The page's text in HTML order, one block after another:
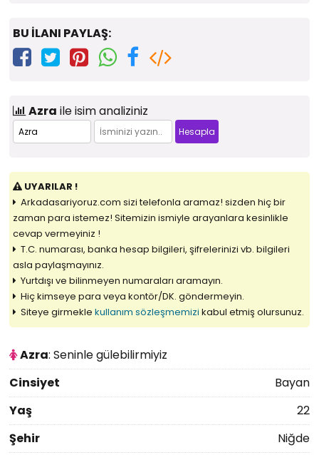
BU İLANI PAYLAŞ:
Azra ile isim analiziniz
UYARILAR !
Arkadasariyoruz.com sizi telefonla aramaz! sizden hiç bir
zaman para istemez! Sitemizin ismiyle arayanlara kesinlikle
cevap vermeyiniz !
T.C. numarası, banka hesap bilgileri, şifrelerinizi vb. bilgileri
asla paylaşmayınız.
Yurtdışı ve bilinmeyen numaraları aramayın.
Hiç kimseye para veya kontör/DK. göndermeyin.
Siteye girmekle kullanım sözleşmemizi kabul etmiş olursunuz.
Azra: Seninle gülebilirmiyiz
Cinsiyet
Bayan
Yaş
22
Şehir
Niğde